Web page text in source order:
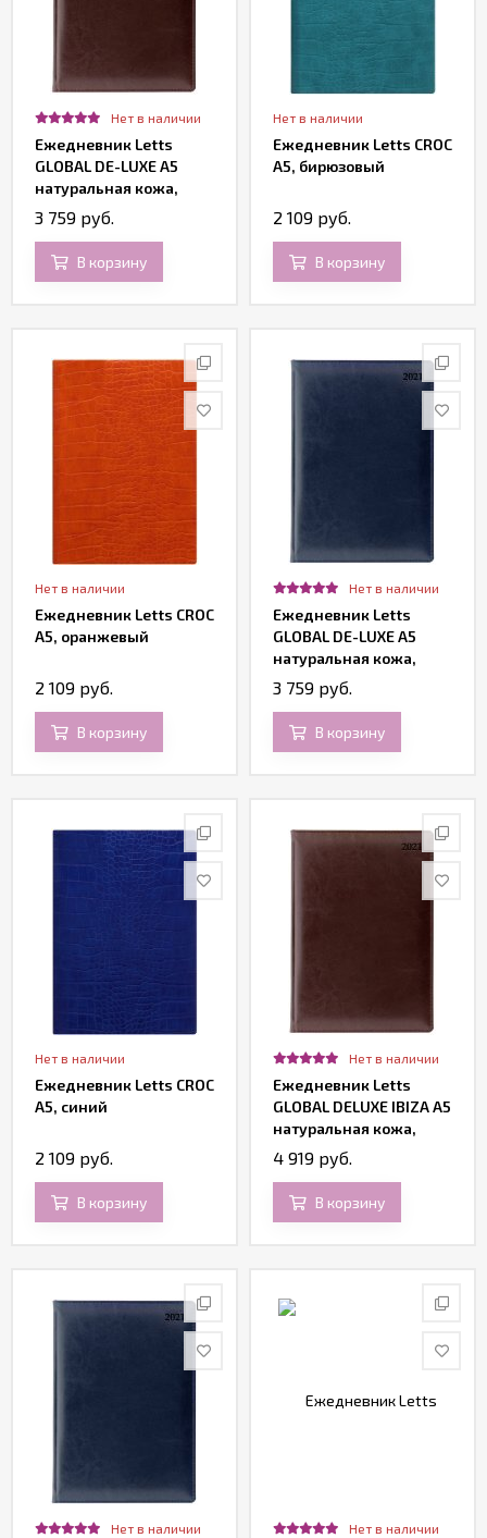
Нет в наличии
Ежедневник Letts
GLOBAL DE-LUXE A5
натуральная кожа,
белые страницы,
позолоченный срез,
бургунди
3 759 руб.
В корзину
Нет в наличии
Ежедневник Letts CROC
A5, бирюзовый
2 109 руб.
В корзину
Нет в наличии
Ежедневник Letts CROC
A5, оранжевый
2 109 руб.
В корзину
Нет в наличии
Ежедневник Letts
GLOBAL DE-LUXE A5
натуральная кожа,
белые страницы,
позолоченный срез,
синий
3 759 руб.
В корзину
Нет в наличии
Ежедневник Letts CROC
A5, синий
2 109 руб.
В корзину
Нет в наличии
Ежедневник Letts
GLOBAL DELUXE IBIZA A5
натуральная кожа,
кремовые страницы,
позолоченный срез,
бургунди
4 919 руб.
В корзину
Нет в наличии Нет в наличии